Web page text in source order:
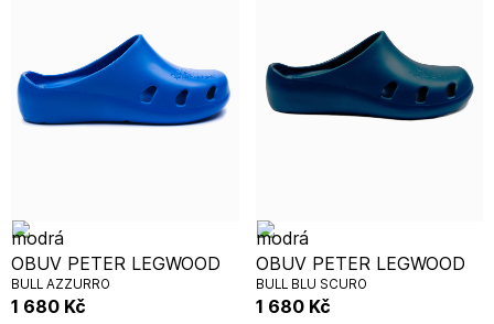
OBUV PETER LEGWOOD
BULL AZZURRO
1 680 Kč
OBUV PETER LEGWOOD
BULL BLU SCURO
1 680 Kč